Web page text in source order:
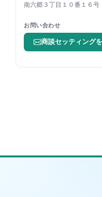
南六郷３丁目１０番１６号
お問い合わせ
商談セッティング